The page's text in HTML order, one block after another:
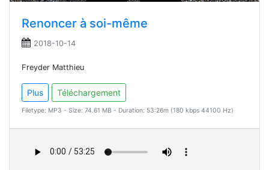
Renoncer à soi-même
2018-10-14
Freyder Matthieu
Plus Téléchargement
Filetype: MP3 - Size: 74.61 MB - Duration: 53:26m (180 kbps 44100 Hz)